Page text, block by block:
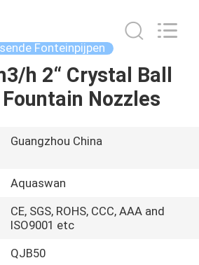
Fonteinpijpen
h 2“ Crystal Ball
Nozzles
Guangzhou China
Aquaswan
CE, SGS, ROHS, CCC, AAA and
ISO9001 etc
QJB50